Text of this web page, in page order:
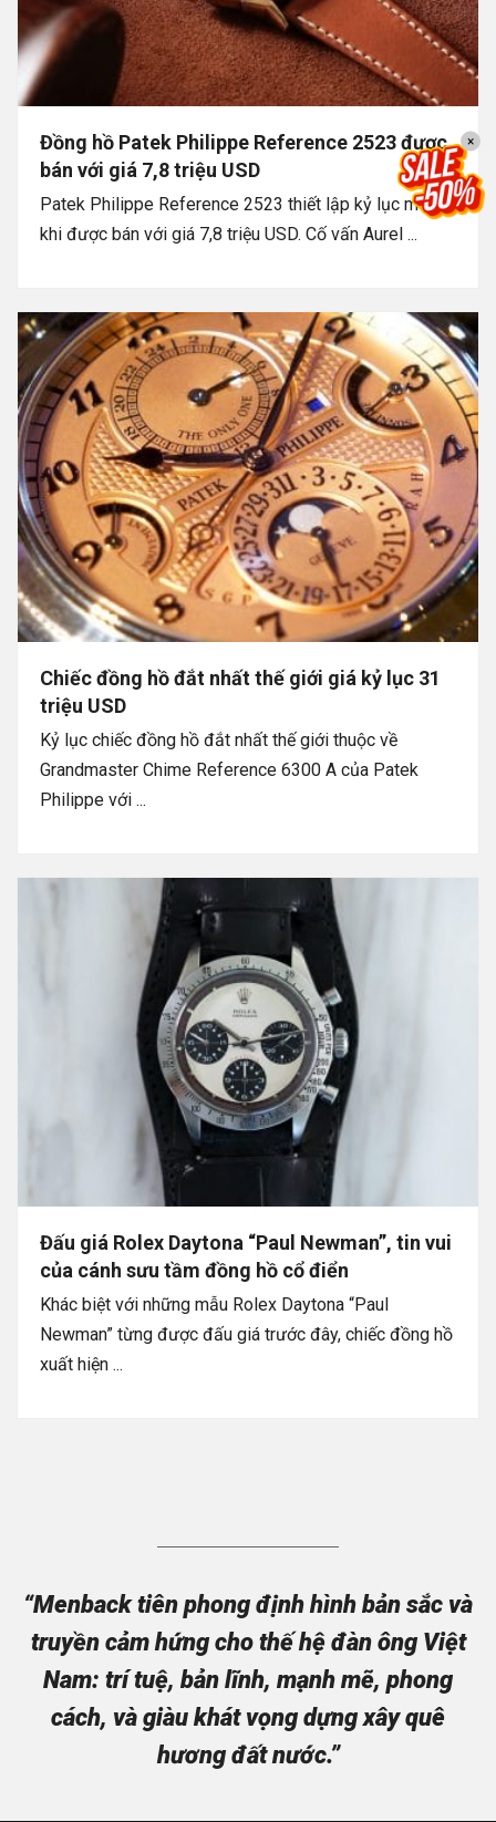
Đồng hồ Patek Philippe Reference 2523 được
bán với giá 7,8 triệu USD
Patek Philippe Reference 2523 thiết lập kỷ lục mới
khi được bán với giá 7,8 triệu USD. Cố vấn Aurel ...
Chiếc đồng hồ đắt nhất thế giới giá kỷ lục 31
triệu USD
Kỷ lục chiếc đồng hồ đắt nhất thế giới thuộc về
Grandmaster Chime Reference 6300 A của Patek
Philippe với ...
Đấu giá Rolex Daytona “Paul Newman”, tin vui
của cánh sưu tầm đồng hồ cổ điển
Khác biệt với những mẫu Rolex Daytona “Paul
Newman” từng được đấu giá trước đây, chiếc đồng hồ
xuất hiện ...
“Menback tiên phong định hình bản sắc và
truyền cảm hứng cho thế hệ đàn ông Việt
Nam: trí tuệ, bản lĩnh, mạnh mẽ, phong
cách, và giàu khát vọng dựng xây quê
hương đất nước.”
×